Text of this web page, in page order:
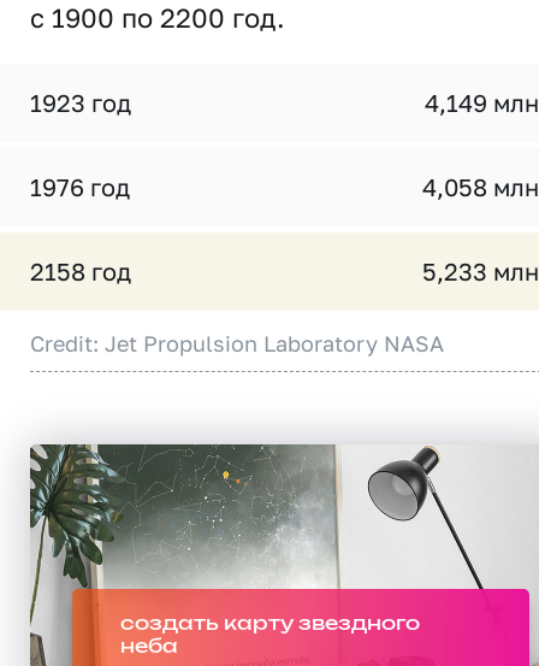
с 1900 по 2200 год.
1923 год 4,149
1976 год 4,058
2158 год 5,233
Credit: Jet Propulsion Laboratory NASA
создать карту звездного
неба